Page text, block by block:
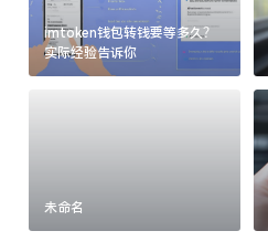
imtoken钱包转钱要等多久？
实际经验告诉你
未命名